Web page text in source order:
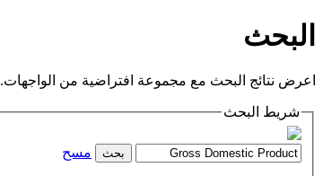
البحث
اعرض نتائج البحث مع مجموعة افتراضية من الواجهات.
شريط البحث
بحث مسح